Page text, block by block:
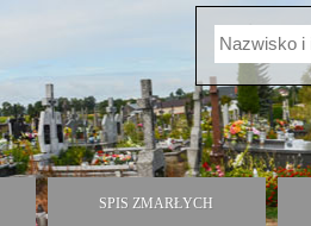
SPIS ZMARŁYCH